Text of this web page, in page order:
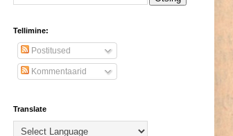
Tellimine:
Postitused
Kommentaarid
Translate